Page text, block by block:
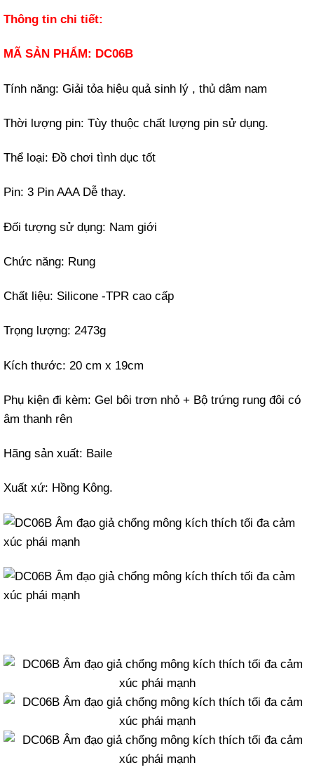
Thông tin chi tiết:
MÃ SẢN PHẨM: DC06B
Tính năng: Giải tỏa hiệu quả sinh lý , thủ dâm nam
Thời lượng pin: Tùy thuộc chất lượng pin sử dụng.
Thể loại: Đồ chơi tình dục tốt
Pin: 3 Pin AAA Dễ thay.
Đối tượng sử dụng: Nam giới
Chức năng: Rung
Chất liệu: Silicone -TPR cao cấp
Trọng lượng: 2473g
Kích thước: 20 cm x 19cm
Phụ kiện đi kèm: Gel bôi trơn nhỏ + Bộ trứng rung đôi có
âm thanh rên
Hãng sản xuất: Baile
Xuất xứ: Hồng Kông.